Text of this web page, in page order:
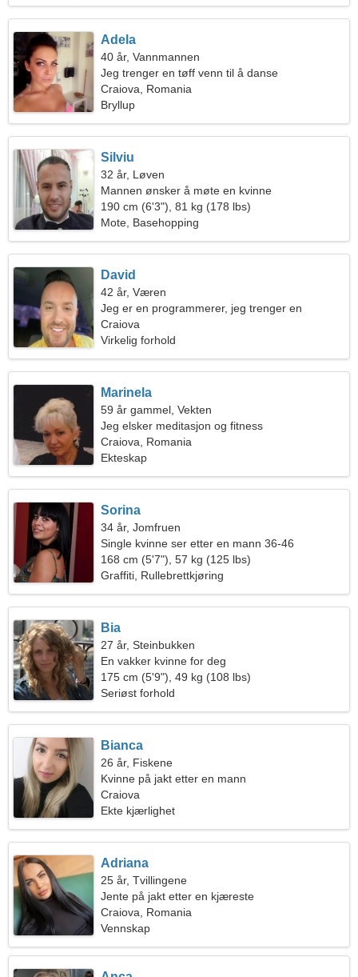
Adela
40 år, Vannmannen
Jeg trenger en tøff venn til å danse
Craiova, Romania
Bryllup
Silviu
32 år, Løven
Mannen ønsker å møte en kvinne
190 cm (6'3"), 81 kg (178 lbs)
Mote, Basehopping
David
42 år, Væren
Jeg er en programmerer, jeg trenger en
romantisk kvinne
Craiova
Virkelig forhold
Marinela
59 år gammel, Vekten
Jeg elsker meditasjon og fitness
Craiova, Romania
Ekteskap
Sorina
34 år, Jomfruen
Single kvinne ser etter en mann 36-46
168 cm (5'7"), 57 kg (125 lbs)
Graffiti, Rullebrettkjøring
Bia
27 år, Steinbukken
En vakker kvinne for deg
175 cm (5'9"), 49 kg (108 lbs)
Seriøst forhold
Bianca
26 år, Fiskene
Kvinne på jakt etter en mann
Craiova
Ekte kjærlighet
Adriana
25 år, Tvillingene
Jente på jakt etter en kjæreste
Craiova, Romania
Vennskap